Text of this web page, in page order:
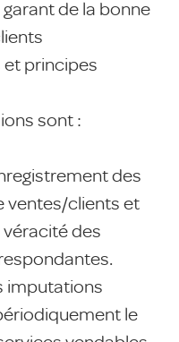
de la bonne
principes
sont :
des
ventes/clients et
véracité des
imputations
le